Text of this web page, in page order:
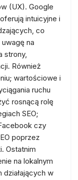
(UX). Google
intuicyjne i
co
na
strony,
Również
wartościowe i
ruchu
rosnącą rolę
SEO;
czy
poprzez
Ostatnim
na lokalnym
działających w